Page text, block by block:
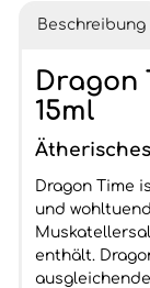
Beschreibung
Dragon
15ml
Dragon Time
und
enthält.